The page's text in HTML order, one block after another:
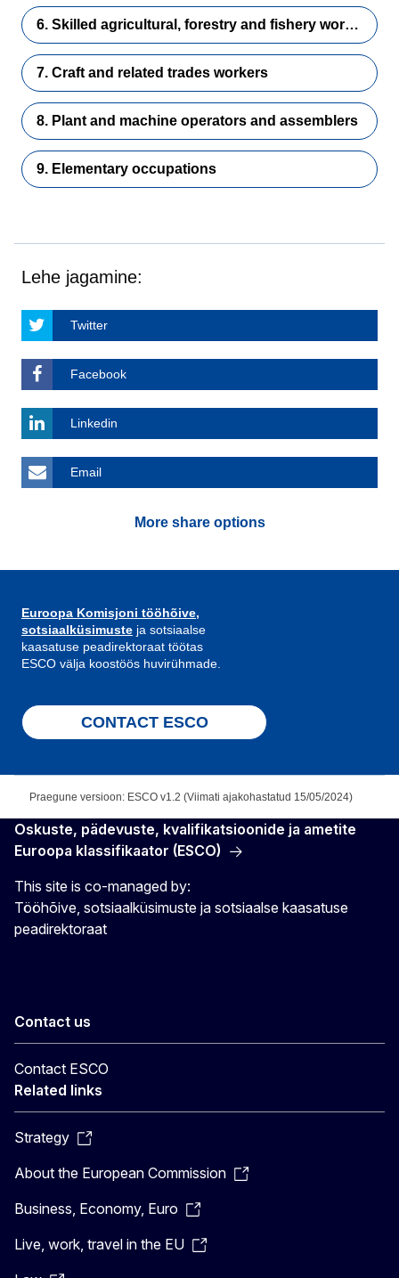
6. Skilled agricultural, forestry and fishery workers
7. Craft and related trades workers
8. Plant and machine operators and assemblers
9. Elementary occupations
Lehe jagamine:
Twitter
Facebook
Linkedin
Email
More share options
Euroopa Komisjoni tööhõive,
sotsiaalküsimuste ja sotsiaalse
kaasatuse peadirektoraat töötas
ESCO välja koostöös huvirühmade.
CONTACT ESCO
Praegune versioon: ESCO v1.2 (Viimati ajakohastatud 15/05/2024)
Oskuste, pädevuste, kvalifikatsioonide ja ametite
Euroopa klassifikaator (ESCO)
This site is co-managed by:
Tööhõive, sotsiaalküsimuste ja sotsiaalse kaasatuse
peadirektoraat
Contact us
Contact ESCO
Related links
Strategy
About the European Commission
Business, Economy, Euro
Live, work, travel in the EU